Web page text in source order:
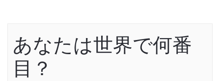
あなたは世界で何番
目？